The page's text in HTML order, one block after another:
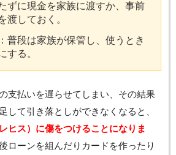
ずに現金を家族に渡すか、事前
渡しておく。
：普段は家族が保管し、使うとき
する。
支払いを遅らせてしまい、その結果
して引き落としができなくなると、
ヒス）に傷をつけることになりま
ローンを組んだりカードを作ったり